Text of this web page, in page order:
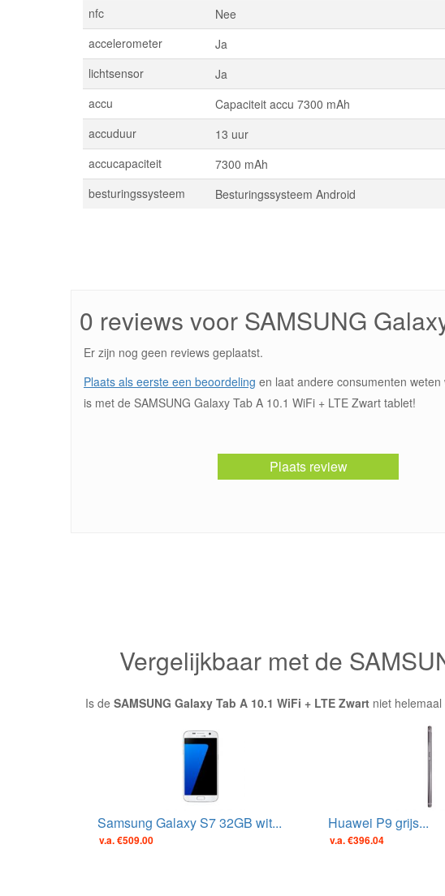
nfc
Nee
accelerometer
Ja
lichtsensor
Ja
accu
Capaciteit accu 7300 mAh
accuduur
13 uur
accucapaciteit
7300 mAh
besturingssysteem
Besturingssysteem Android
0 reviews voor SAMSUNG
Er zijn nog geen reviews geplaatst.
Plaats als eerste een beoordeling en laat andere consumenten weten
is met de SAMSUNG Galaxy Tab A 10.1 WiFi + LTE Zwart tablet!
Plaats review
Vergelijkbaar met de
Is de SAMSUNG Galaxy Tab A 10.1 WiFi + LTE Zwart niet
Samsung Galaxy S7 32GB wit...
v.a. €509.00
Huawei P9 grijs...
v.a. €396.04